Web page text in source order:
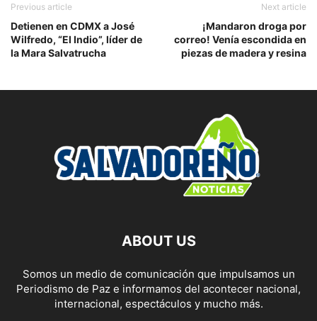
Previous article
Detienen en CDMX a José
Wilfredo, “El Indio”, líder de
la Mara Salvatrucha
Next article
¡Mandaron droga por
correo! Venía escondida en
piezas de madera y resina
ABOUT US
Somos un medio de comunicación que impulsamos un
Periodismo de Paz e informamos del acontecer nacional,
internacional, espectáculos y mucho más.